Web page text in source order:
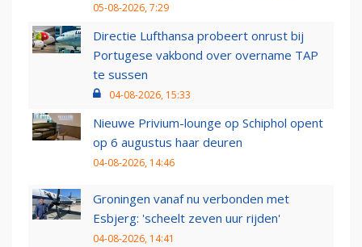
05-08-2026, 7:29
Directie Lufthansa probeert onrust bij
Portugese vakbond over overname TAP
te sussen
04-08-2026, 15:33
Nieuwe Privium-lounge op Schiphol opent
op 6 augustus haar deuren
04-08-2026, 14:46
Groningen vanaf nu verbonden met
Esbjerg: 'scheelt zeven uur rijden'
04-08-2026, 14:41